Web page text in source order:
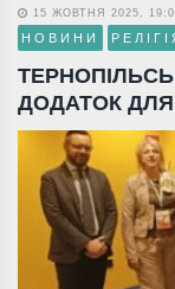
15 ЖОВТНЯ 2025,
НОВИНИ
ДОДАТОК